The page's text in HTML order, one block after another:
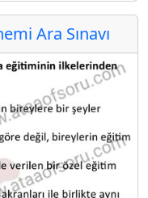
Ara Sınavı